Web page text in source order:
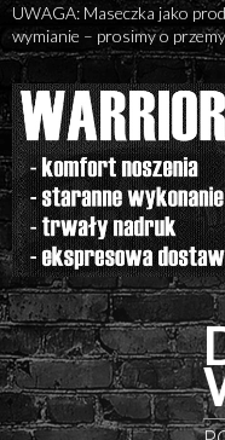
UWAGA: Maseczka jako
wymianie – prosimy o